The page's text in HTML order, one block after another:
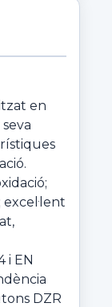
en
i EN
DZR